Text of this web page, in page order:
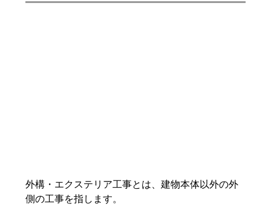
外構・エクステリア工事とは、建物本体以外の外
側の工事を指します。